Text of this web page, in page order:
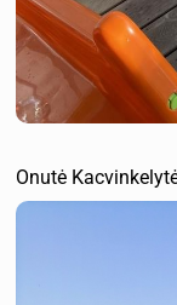
Onutė